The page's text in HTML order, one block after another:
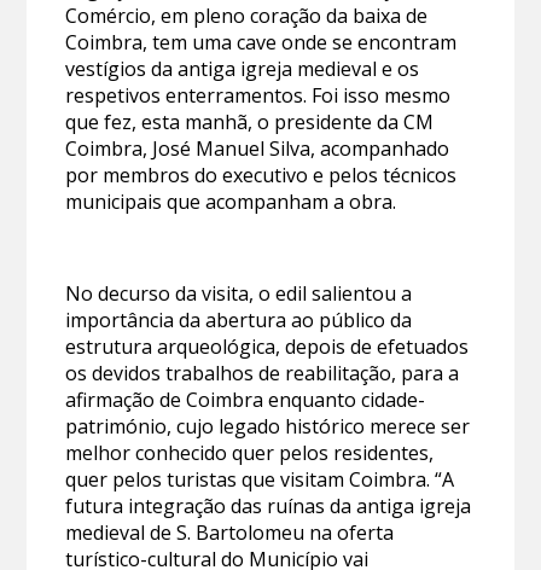
Comércio, em pleno coração da baixa de
Coimbra, tem uma cave onde se encontram
vestígios da antiga igreja medieval e os
respetivos enterramentos. Foi isso mesmo
que fez, esta manhã, o presidente da CM
Coimbra, José Manuel Silva, acompanhado
por membros do executivo e pelos técnicos
municipais que acompanham a obra.
No decurso da visita, o edil salientou a
importância da abertura ao público da
estrutura arqueológica, depois de efetuados
os devidos trabalhos de reabilitação, para a
afirmação de Coimbra enquanto cidade-
património, cujo legado histórico merece ser
melhor conhecido quer pelos residentes,
quer pelos turistas que visitam Coimbra. “A
futura integração das ruínas da antiga igreja
medieval de S. Bartolomeu na oferta
turístico-cultural do Município vai